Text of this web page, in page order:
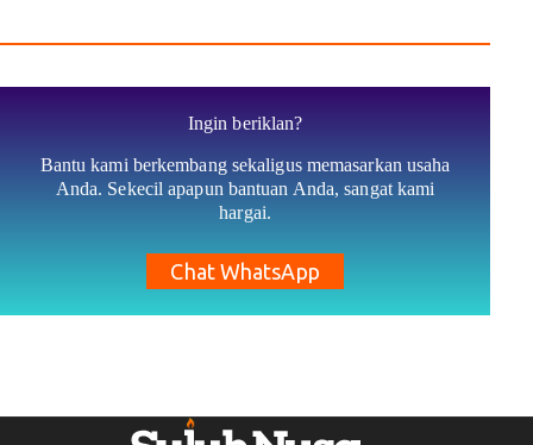
Ingin beriklan?
Bantu kami berkembang sekaligus memasarkan usaha
Anda. Sekecil apapun bantuan Anda, sangat kami
hargai.
Chat WhatsApp